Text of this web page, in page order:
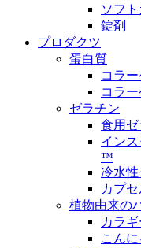
ソフ
錠剤
プロダクツ
蛋白質
コラ
コラ
ゼラチン
食用
イン
™
冷水
カプ
植物由来の
カラ
こん